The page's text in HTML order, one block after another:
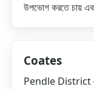
উপভোগ করতে চায়
Coates
Pendle District